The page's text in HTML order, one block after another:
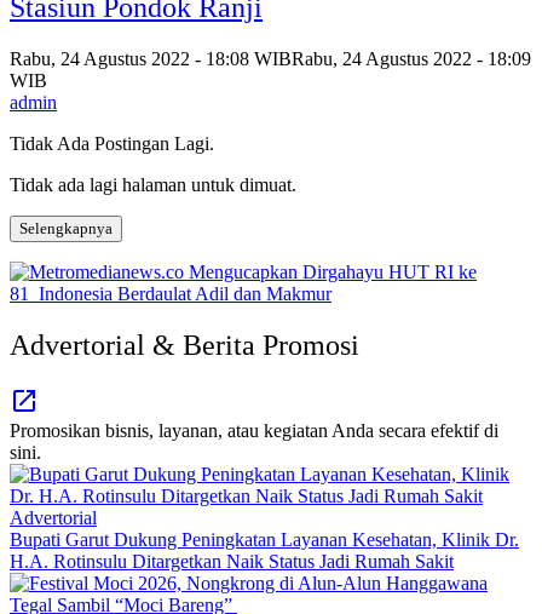
Stasiun Pondok Ranji
Rabu, 24 Agustus 2022 - 18:08 WIBRabu, 24 Agustus 2022 - 18:09
WIB
admin
Tidak Ada Postingan Lagi.
Tidak ada lagi halaman untuk dimuat.
Selengkapnya
Advertorial & Berita Promosi
Promosikan bisnis, layanan, atau kegiatan Anda secara efektif di
sini.
Advertorial
Bupati Garut Dukung Peningkatan Layanan Kesehatan, Klinik Dr.
H.A. Rotinsulu Ditargetkan Naik Status Jadi Rumah Sakit